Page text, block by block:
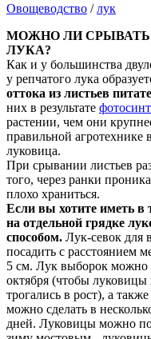
Овощеводство /лук
МОЖНО ЛИ СРЫВАТЬ
ЛУКА?
Как и у большинства
у репчатого лука
оттока из листьев
них в результате
растении, чем они
правильной агротехнике
луковица.
При срывании листьев
того, через ранки
плохо храниться.
Если вы хотите иметь в
на отдельной грядке
способом. Лук-севок для
посадить с расстоянием
5 см. Лук выборок можно
октября (чтобы луковицы
трогались в рост), а
можно сделать в
дней. Луковицы можно